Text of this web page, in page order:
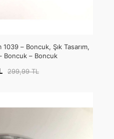
– Boncuk, Şık Tasarım,
Boncuk – Boncuk
299,99 TL